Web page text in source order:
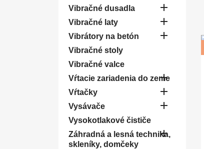
Vibračné dusadla 
Vibračné laty 
Vibrátory na betón 
Vibračné stoly
Vibračné valce
Vŕtacie zariadenia do zeme

Vŕtačky 
Vysávače 
Vysokotlakové čističe
Záhradná a lesná technika,
skleníky, domčeky
